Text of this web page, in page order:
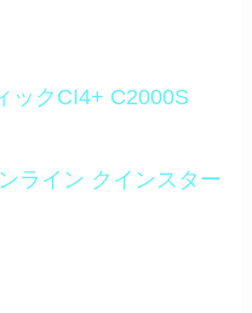
クCI4+ C2000S
ライン クインスター